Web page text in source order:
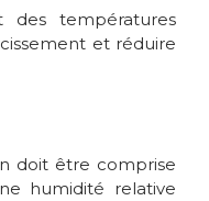
des températures
et réduire
doit être comprise
humidité relative